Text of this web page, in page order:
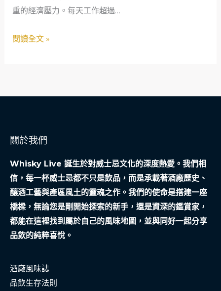
重的經濟壓力。每天工作超過…
花
新
如
行
策
略
翻
轉
人
生
閱讀全文 »
關於我們
Whisky Live 誕生於對威士忌文化的深度熱愛。我們相
信，每一杯威士忌都不只是飲品，而是承載著酒廠歷史、
釀酒工藝與產區風土的靈魂之作。我們的使命是搭建一座
橋樑，無論您是剛開始探索的新手，還是資深的鑑賞家，
都能在這裡找到屬於自己的風味地圖，並與同好一起分享
品飲的純粹喜悅。
酒廠風味誌
品飲生存法則